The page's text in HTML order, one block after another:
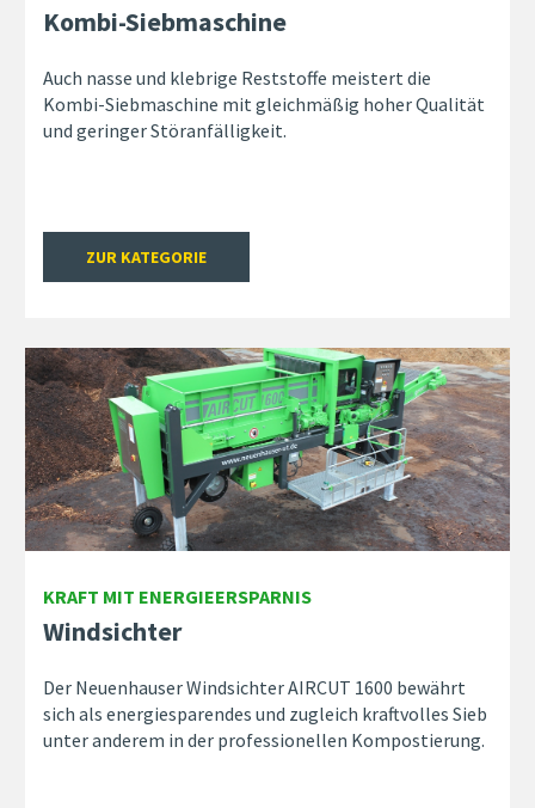
Kombi-Siebmaschine
Auch nasse und klebrige Reststoffe meistert die
Kombi-Siebmaschine mit gleichmäßig hoher Qualität
und geringer Störanfälligkeit.
ZUR KATEGORIE
KRAFT MIT ENERGIEERSPARNIS
Windsichter
Der Neuenhauser Windsichter AIRCUT 1600 bewährt
sich als energiesparendes und zugleich kraftvolles Sieb
unter anderem in der professionellen Kompostierung.